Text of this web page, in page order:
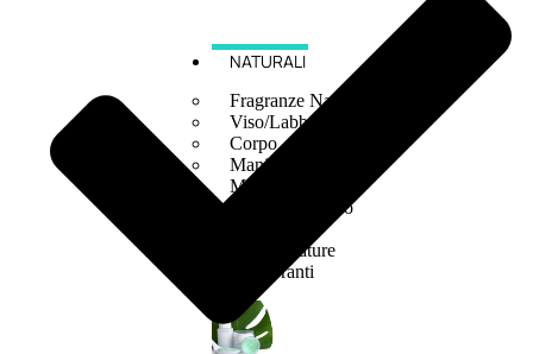
NATURALI
Fragranze Nature
Viso/Labbra/Occhi Nature
Corpo
Mani
Maschera Nature
Trattamenti Viso
Bagno Nature
Deodoranti